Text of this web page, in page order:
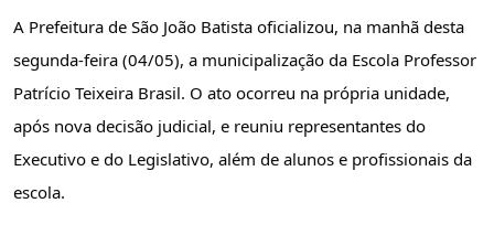
A Prefeitura de São João Batista oficializou, na manhã desta
segunda-feira (04/05), a municipalização da Escola Professor
Patrício Teixeira Brasil. O ato ocorreu na própria unidade,
após nova decisão judicial, e reuniu representantes do
Executivo e do Legislativo, além de alunos e profissionais da
escola.